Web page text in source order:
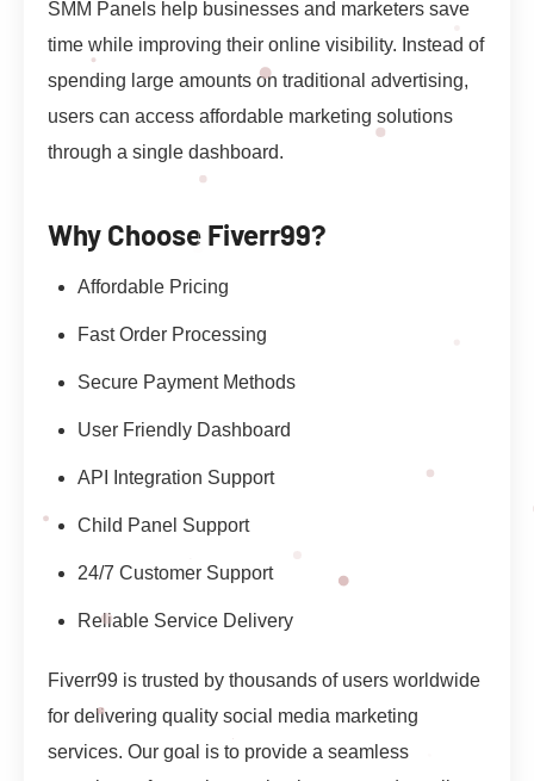
SMM Panels help businesses and marketers save
time while improving their online visibility. Instead of
spending large amounts on traditional advertising,
users can access affordable marketing solutions
through a single dashboard.
Why Choose Fiverr99?
Affordable Pricing
Fast Order Processing
Secure Payment Methods
User Friendly Dashboard
API Integration Support
Child Panel Support
24/7 Customer Support
Reliable Service Delivery
Fiverr99 is trusted by thousands of users worldwide
for delivering quality social media marketing
services. Our goal is to provide a seamless